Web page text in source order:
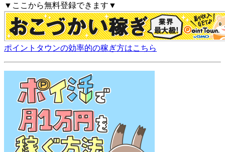
▼ここから無料登録できます▼
ポイントタウンの効率的の稼ぎ方はこちら